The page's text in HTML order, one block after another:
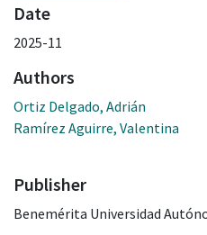
Date
2025-11
Authors
Ortiz Delgado, Adrián
Ramírez Aguirre, Valentina
Publisher
Benemérita Universidad